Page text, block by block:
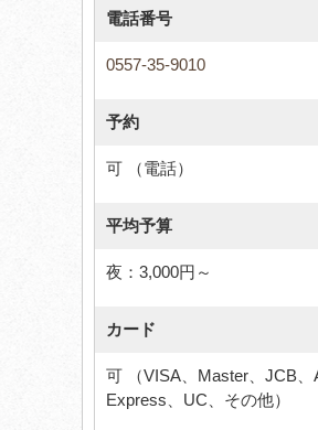
電話番号
0557-35-9010
予約
可 （電話）
平均予算
夜：3,000円～
カード
可 （VISA、Master、JCB、
Express、UC、その他）